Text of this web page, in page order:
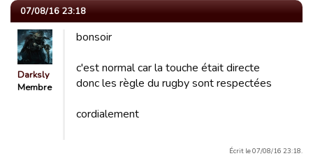
07/08/16 23:18
Darksly
Membre
bonsoir
c'est normal car la touche était directe
donc les règle du rugby sont respectées
cordialement
Écrit le 07/08/16 23:18.